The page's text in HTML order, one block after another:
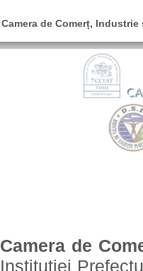
Camera de Comerț,
Camera de
Instituției